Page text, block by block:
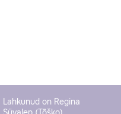
Lahkunud on Regina